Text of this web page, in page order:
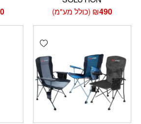
₪490 (כולל מע"מ)
Add wishlist